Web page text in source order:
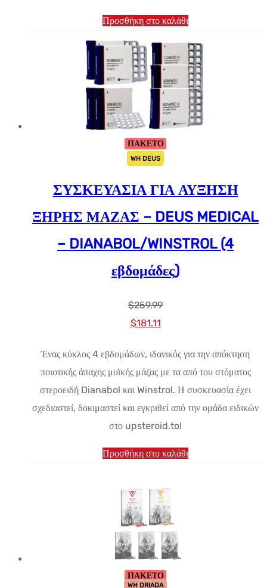
Προσθήκη στο καλάθι
ΠΑΚΕΤΟ
WH DEUS
ΣΥΣΚΕΥΑΣΙΑ ΓΙΑ ΑΥΞΗΣΗ
ΞΗΡΗΣ ΜΑΖΑΣ – DEUS MEDICAL
– DIANABOL/WINSTROL (4
εβδομάδες)
$259.99
Αρχική
$259.99.
$181.11Η
τιμή
είναι:
$181.11.
Ένας κύκλος 4 εβδομάδων, ιδανικός για την απόκτηση
ποιοτικής άπαχης μυϊκής μάζας με τα από του στόματος
στεροειδή Dianabol και Winstrol. Η συσκευασία έχει
σχεδιαστεί, δοκιμαστεί και εγκριθεί από την ομάδα ειδικών
στο upsteroid.to!
Προσθήκη στο καλάθι
ΠΑΚΕΤΟ
WH DRIADA